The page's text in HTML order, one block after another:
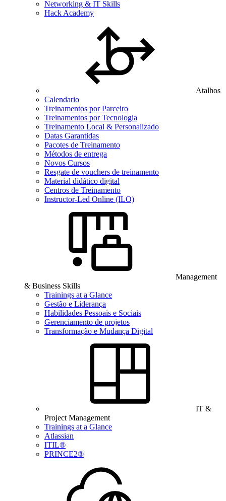
Networking & IT Skills
Hack Academy
Atalhos
Calendario
Treinamentos por Parceiro
Treinamentos por Tecnologia
Treinamento Local & Personalizado
Datas Garantidas
Pacotes de Treinamento
Métodos de entrega
Novos Cursos
Resgate de vouchers de treinamento
Material didático digital
Centros de Treinamento
Instructor-Led Online (ILO)
Management
& Business Skills
Trainings at a Glance
Gestão e Liderança
Habilidades Pessoais e Sociais
Gerenciamento de projetos
Transformação e Mudança Digital
IT &
Project Management
Trainings at a Glance
Atlassian
ITIL®
PRINCE2®